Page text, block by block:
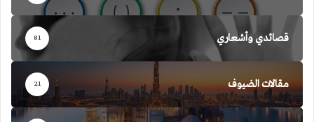
قصائدي وأشعاري 81
مقالات الضيوف 21